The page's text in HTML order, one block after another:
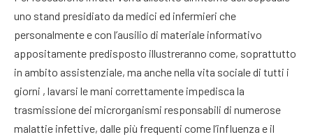
uno stand presidiato da medici ed infermieri che
personalmente e con l’ausilio di materiale informativo
appositamente predisposto illustreranno come, soprattutto
in ambito assistenziale, ma anche nella vita sociale di tutti i
giorni , lavarsi le mani correttamente impedisca la
trasmissione dei microrganismi responsabili di numerose
malattie infettive, dalle più frequenti come l’influenza e il